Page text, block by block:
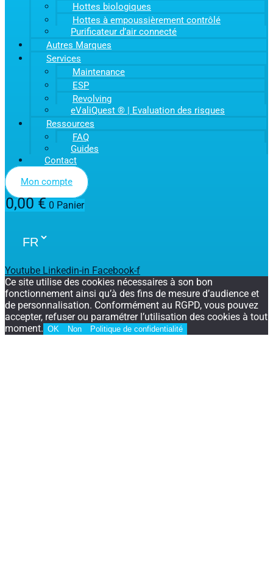
Hottes biologiques
Hottes à empoussièrement contrôlé
Purificateur d’air connecté
Autres Marques
Services
Maintenance
ESP
Revolving
eValiQuest ® | Evaluation des risques
Ressources
FAQ
Guides
Contact
Mon compte
0,00€ 0 Panier
Youtube Linkedin-in Facebook-f
Ce site utilise des cookies nécessaires à son bon
fonctionnement ainsi qu’à des fins de mesure d’audience et
de personnalisation. Conformément au RGPD, vous pouvez
accepter, refuser ou paramétrer l’utilisation des cookies à tout
moment. OK Non Politique de confidentialité